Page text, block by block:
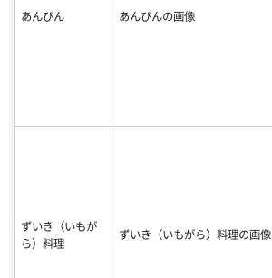
あんびん あんびんの画像
ずいき（いもが
ら）料理
ずいき（いもがら）料理の画像